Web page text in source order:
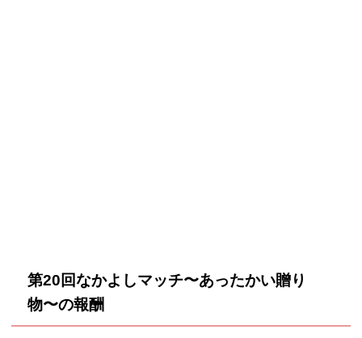
第20回なかよしマッチ〜あったかい贈り
物〜の報酬